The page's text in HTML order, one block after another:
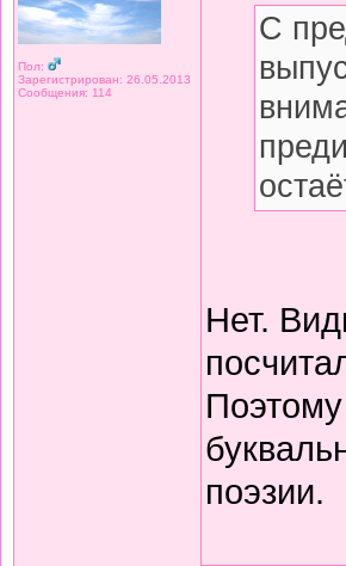
Пол:
Зарегистрирован: 26.05.2013
Сообщения: 114
С
Нет.
поэзии.